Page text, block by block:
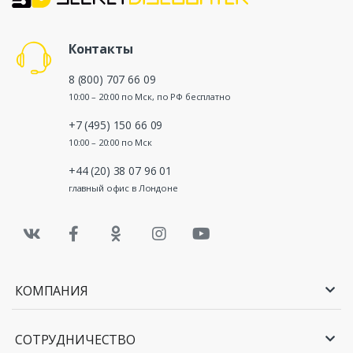
Контакты
8 (800) 707 66 09
10:00 – 20:00 по Мск, по РФ бесплатно
+7 (495) 150 66 09
10:00 – 20:00 по Мск
+44 (20) 38 07 96 01
главный офис в Лондоне
КОМПАНИЯ
СОТРУДНИЧЕСТВО